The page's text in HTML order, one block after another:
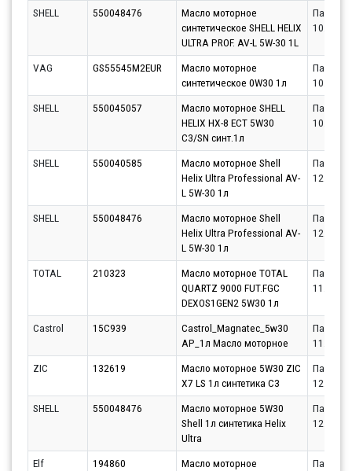
SHELL 550048476
Масло моторное
синтетическое SHELL HELIX
ULTRA PROF. AV-L 5W-30 1L
Партнёр
VAG GS55545M2EUR
Масло моторное
синтетическое 0W30 1л
Партнёр
SHELL
550045057
Масло моторное SHELL
HELIX HX-8 ECT 5W30
C3/SN синт.1л
Партнёр
SHELL 550040585
Масло моторное Shell
Helix Ultra Professional AV-
L 5W-30 1л
Партнёр
SHELL 550048476
Масло моторное Shell
Helix Ultra Professional AV-
L 5W-30 1л
Партнёр
TOTAL 210323
Масло моторное TOTAL
QUARTZ 9000 FUT.FGC
DEXOS1GEN2 5W30 1л
Партнёр
Castrol 15C939
Castrol_Magnatec_5w30
AP_1л Масло моторное
Партнёр
ZIC
132619
Масло моторное 5W30 ZIC
X7 LS 1л синтетика С3
Партнёр
SHELL
550048476
Масло моторное 5W30
Shell 1л синтетика Helix
Ultra
Партнёр
Elf 194860
Масло моторное
Партнёр